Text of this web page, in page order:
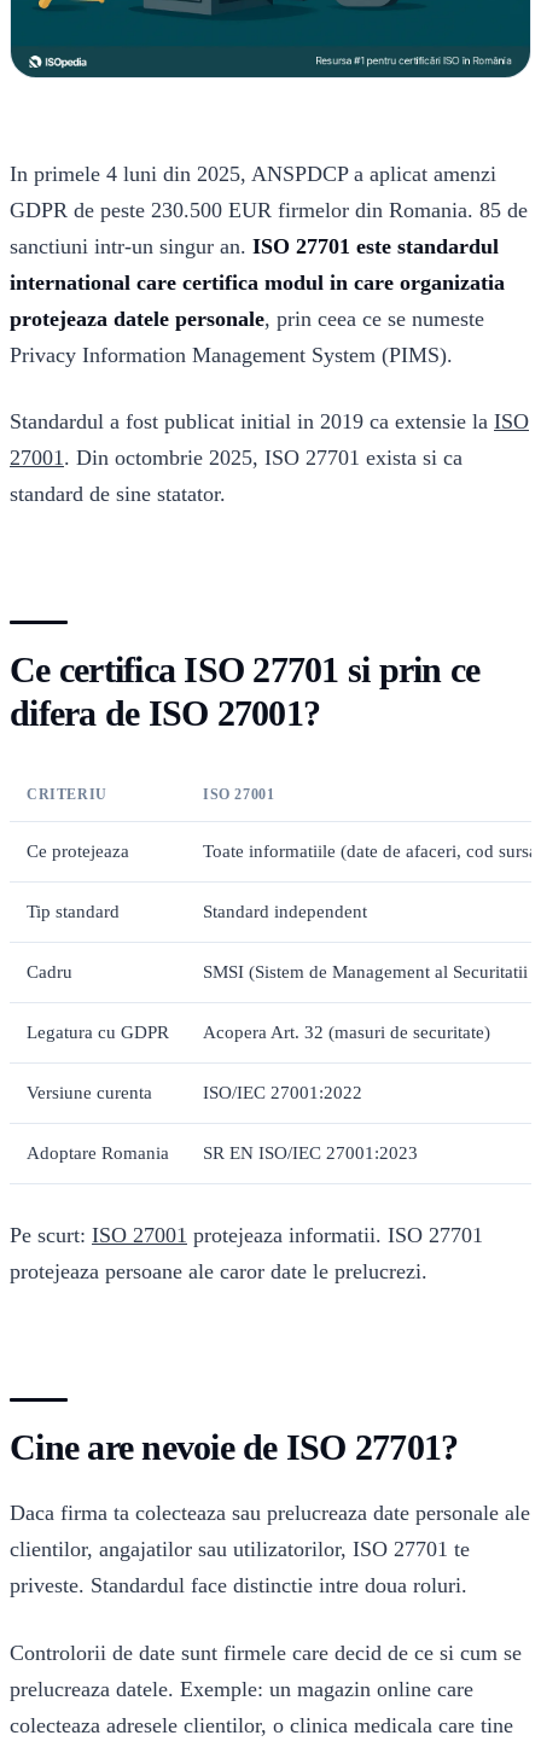
In primele 4 luni din 2025, ANSPDCP a aplicat amenzi
GDPR de peste 230.500 EUR firmelor din Romania. 85 de
sanctiuni intr-un singur an. ISO 27701 este standardul
international care certifica modul in care organizatia
protejeaza datele personale, prin ceea ce se numeste
Privacy Information Management System (PIMS).
Standardul a fost publicat initial in 2019 ca extensie la ISO
27001. Din octombrie 2025, ISO 27701 exista si ca
standard de sine statator.
Ce certifica ISO 27701 si prin ce
difera de ISO 27001?
CRITERIU ISO 27001
Ce protejeaza Toate informatiile (date de afaceri, cod
Tip standard Standard independent
Cadru SMSI (Sistem de Management al Securitatii
Legatura cu GDPR Acopera Art. 32 (masuri de securitate)
Versiune curenta ISO/IEC 27001:2022
Adoptare Romania SR EN ISO/IEC 27001:2023
Pe scurt: ISO 27001 protejeaza informatii. ISO 27701
protejeaza persoane ale caror date le prelucrezi.
Cine are nevoie de ISO 27701?
Daca firma ta colecteaza sau prelucreaza date personale ale
clientilor, angajatilor sau utilizatorilor, ISO 27701 te
priveste. Standardul face distinctie intre doua roluri.
Controlorii de date sunt firmele care decid de ce si cum se
prelucreaza datele. Exemple: un magazin online care
colecteaza adresele clientilor, o clinica medicala care tine